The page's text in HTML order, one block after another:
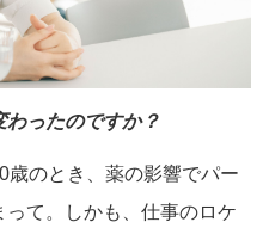
わったのですか？
歳のとき、薬の影響でパー
て。しかも、仕事のロケ